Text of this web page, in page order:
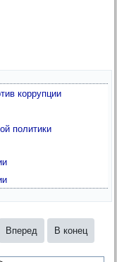
коррупции
политики
Вперед В конец